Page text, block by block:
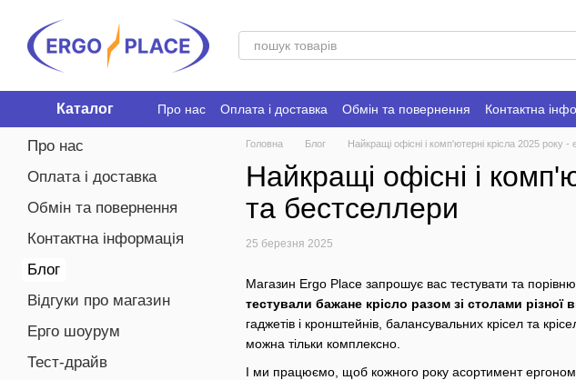
Каталог Про нас Оплата і доставка Обмін та повернення Контактна
Ergo Place Club
Головна Блог Найкращі офісні і комп'ютерні крісла 2025 року
Найкращі офісні і
та бестселлери
25 березня 2025
Магазин Ergo Place запрошує вас тестувати та
тестували бажане крісло разом зі столами різної
гаджетів і кронштейнів, балансувальних крісел та
можна тільки комплексно.
І ми працюємо, щоб кожного року асортимент
Про нас
Оплата і доставка
Обмін та повернення
Контактна інформація
Блог
Відгуки про магазин
Ерго шоурум
Тест-драйв